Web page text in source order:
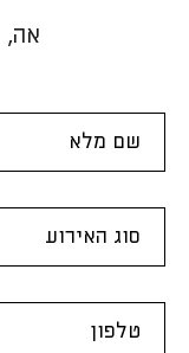
אה,